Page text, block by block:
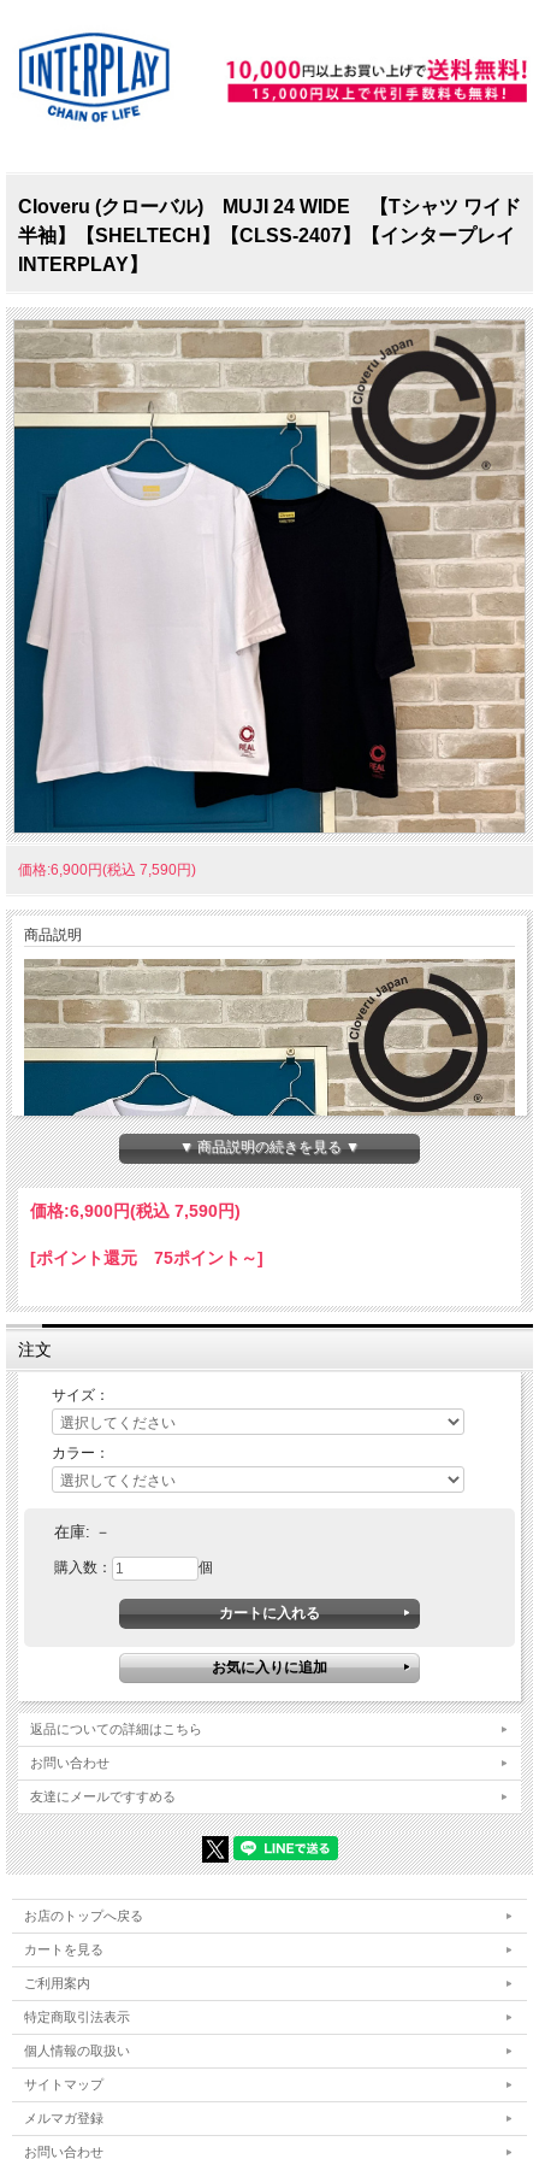
Cloveru (クローバル) MUJI 24 WIDE 【Tシャツ ワイド
半袖】【SHELTECH】【CLSS-2407】【インタープレイ
INTERPLAY】
価格:6,900円(税込 7,590円)
商品説明
Cloveru (クローバル)
MUJI 24 WIDE
▼ 商品説明の続きを見る ▼
価格:6,900円(税込 7,590円)
[ポイント還元 75ポイント～]
注文
サイズ：
カラー：
在庫: －
購入数： 個
返品についての詳細はこちら
お問い合わせ
友達にメールですすめる
お店のトップへ戻る
カートを見る
ご利用案内
特定商取引法表示
個人情報の取扱い
サイトマップ
メルマガ登録
お問い合わせ